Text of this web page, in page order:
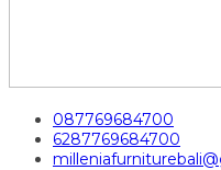
087769684700
6287769684700